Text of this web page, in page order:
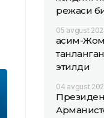
режаси
05 avgust
Қасим-
этилди
04 avgust